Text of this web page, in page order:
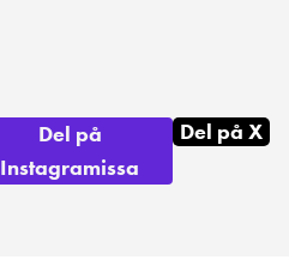
Del på
Instagramissa
Del på X